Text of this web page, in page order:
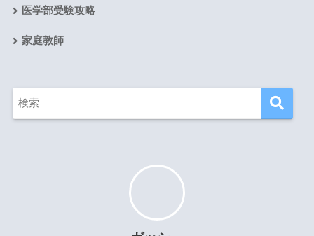
医学部受験攻略
家庭教師